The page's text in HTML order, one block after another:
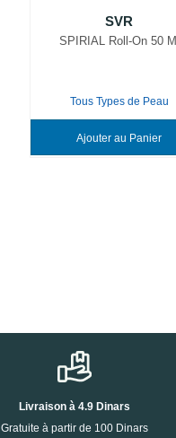
SVR
SPIRIAL Roll-On 50 Ml
Tous Types de Peau
Ajouter au Panier
Livraison à 4.9 Dinars
Gratuite à partir de 100 Dinars